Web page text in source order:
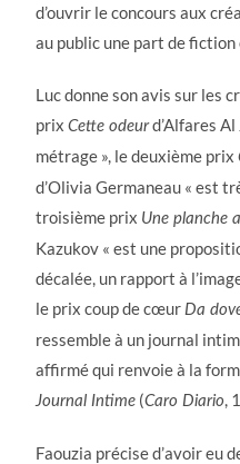
d’ouvrir le concours aux
au public une part de fiction
Luc donne son avis sur les
prixCette odeurd’Alfares
métrage », le deuxième prix
d’Olivia Germaneau « est
troisième prix Une planche
Kazukov « est une
décalée, un rapport à
le prix coup de cœur Da
ressemble à un journal
affirmé qui renvoie à la
Journal Intime (Caro Diario,
Faouzia précise d’avoir eu